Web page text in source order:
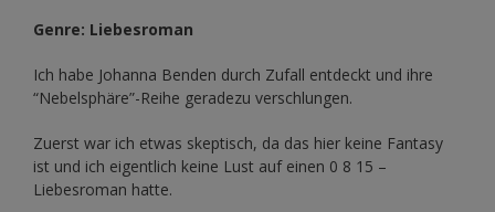
Genre: Liebesroman
Ich habe Johanna Benden durch Zufall entdeckt und ihre
“Nebelsphäre”-Reihe geradezu verschlungen.
Zuerst war ich etwas skeptisch, da das hier keine Fantasy
ist und ich eigentlich keine Lust auf einen 0 8 15 –
Liebesroman hatte.